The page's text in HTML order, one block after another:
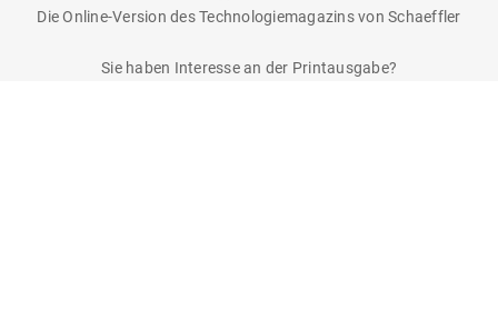
tomorrow
Die Online-Version des Technologiemagazins von Schaeffler
Sie haben Interesse an der Printausgabe?